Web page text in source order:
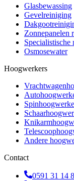
Glasbewassing
Gevelreiniging
Zonnepanelen
Specialistische
Osmosewater
Hoogwerkers
Andere
Contact
0591 31 14